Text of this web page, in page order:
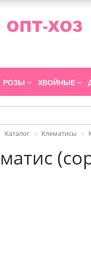
РОЗЫ ХВОЙНЫЕ
Каталог Клематисы